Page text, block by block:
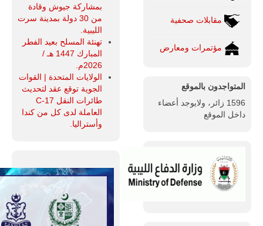
مقابلات صحفية
مؤتمرات ومعارض
المتواجدون بالموقع
1596 زائر، ولايوجد أعضاء
داخل الموقع
بمشاركة جيوش وقادة
من 30 دولة بمدينة سرت
الليبية.
تهنئة المسلح بعيد الفطر
المبارك 1447 هـ /
2026م.
الولايات المتحدة | القوات
الجوية توقع عقد لتحديث
طائرات النقل C-17
العاملة لدى كل من كندا
وأستراليا.